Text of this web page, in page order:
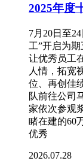
2025年度
7月20日至
工”开启为
让优秀员工
人情，拓宽
位、再创佳
队前往公司
家依次参观
睹在建的60
优秀
2026.07.28